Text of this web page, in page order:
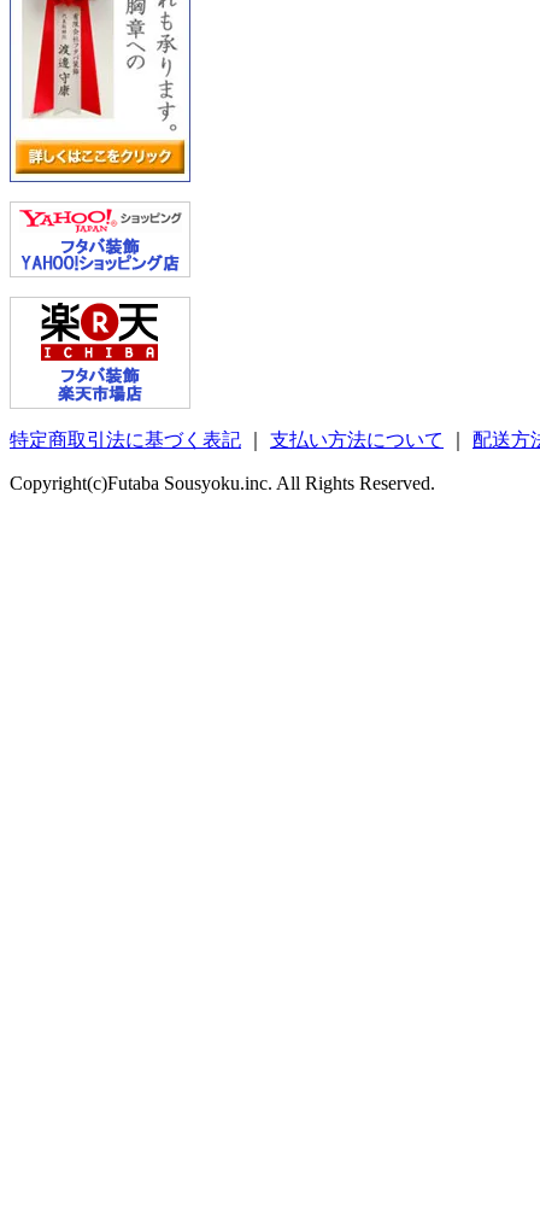
特定商取引法に基づく表記 支払い方法について 配送方
Copyright(c)Futaba Sousyoku.inc. All Rights Reserved.